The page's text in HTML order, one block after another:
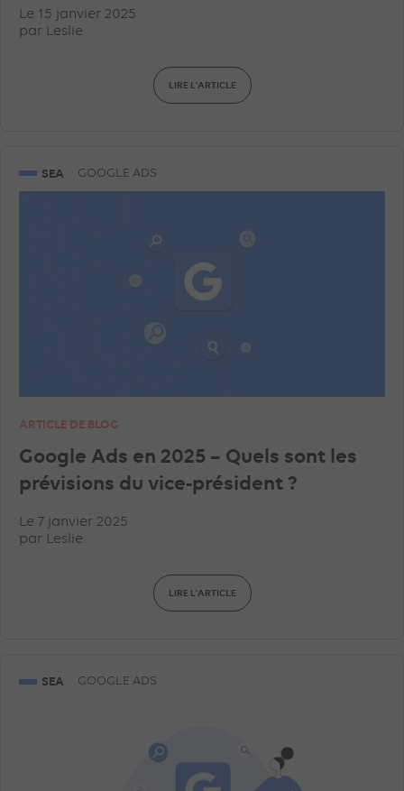
Le 15 janvier 2025
par Leslie
LIRE L'ARTICLE
SEA GOOGLE ADS
ARTICLE DE BLOG
Google Ads en 2025 – Quels sont les
prévisions du vice-président ?
Le 7 janvier 2025
par Leslie
LIRE L'ARTICLE
SEA GOOGLE ADS